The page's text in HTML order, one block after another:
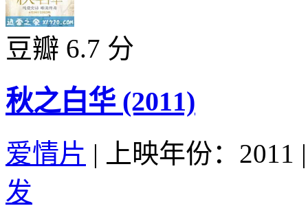
豆瓣 6.7 分
秋之白华 (2011)
爱情片 | 上映年份：2011 |
发